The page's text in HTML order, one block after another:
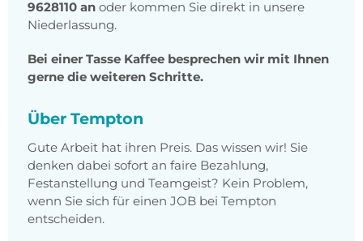
9628110 an oder kommen Sie direkt in unsere
Niederlassung.
Bei einer Tasse Kaffee besprechen wir mit Ihnen
gerne die weiteren Schritte.
Über Tempton
Gute Arbeit hat ihren Preis. Das wissen wir! Sie
denken dabei sofort an faire Bezahlung,
Festanstellung und Teamgeist? Kein Problem,
wenn Sie sich für einen JOB bei Tempton
entscheiden.